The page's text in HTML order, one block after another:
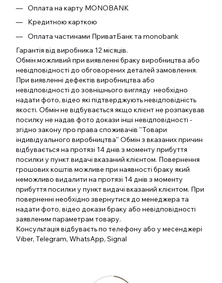
Оплата на карту MONOBANK
Кредитною карткою
Оплата частинами ПриватБанк та monobank
Гарантія від виробника 12 місяців.
Обмін можливий при виявленні браку виробництва або
невідповідності до обговорених деталей замовлення.
При виявленні дефектів виробництва або
невідповідності до зовнішнього вигляду необхідно
надати фото, відео які підтверджують невідповідність
якості. Обмін не відбувається якщо клієнт не розпакував
посилку не надав фото докази інші невідповідності -
згідно закону про права споживачів ''Товари
індивідуального виробництва'' Обмін з вказаних причин
відбувається на протязі 14 днів з моменту прибуття
посилки у пункт видачі вказаний клієнтом. Повернення
грошових коштів можливе при наявності браку який
неможливо видалити на протязі 14 днів з моменту
прибуття посилки у пункт видачі вказаний клієнтом. При
поверненні необхідно звернутися до менеджера та
надати фото, відео докази браку або невідповідності
заявленим параметрам товару.
Консультація відбуваєть по телефону або у месенджері
Viber, Telegram, WhatsApp, Signal